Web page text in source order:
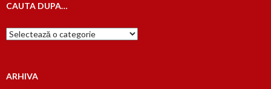
CAUTA DUPA…
Cauta
dupa…
ARHIVA